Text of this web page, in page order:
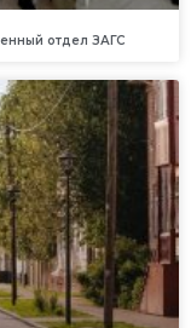
отдел ЗАГС